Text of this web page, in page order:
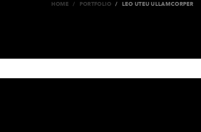
HOME PORTFOLIO LEO UTEU ULLAMCORPER